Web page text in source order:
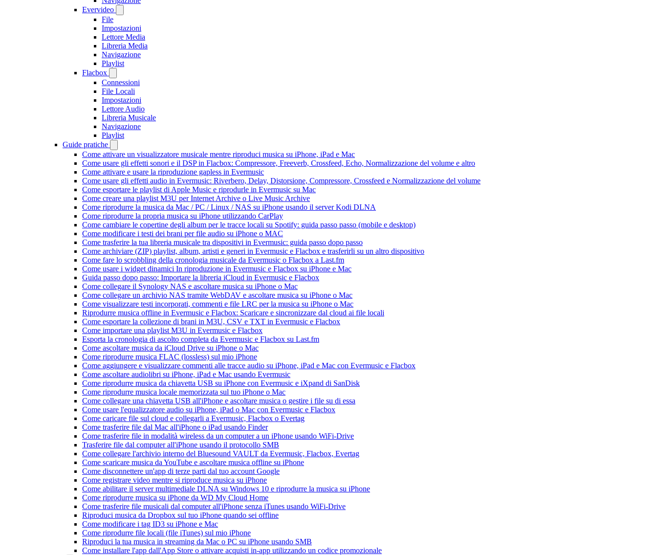
Evervideo
File
Impostazioni
Lettore Media
Libreria Media
Navigazione
Playlist
Flacbox
Connessioni
File Locali
Impostazioni
Lettore Audio
Libreria Musicale
Navigazione
Playlist
Guide pratiche
Come attivare un visualizzatore musicale mentre riproduci musica su iPhone, iPad e Mac
Come usare gli effetti sonori e il DSP in Flacbox: Compressore, Freeverb, Crossfeed, Echo, Normalizzazione del volume e altro
Come attivare e usare la riproduzione gapless in Evermusic
Come usare gli effetti audio in Evermusic: Riverbero, Delay, Distorsione, Compressore, Crossfeed e Normalizzazione del volume
Come esportare le playlist di Apple Music e riprodurle in Evermusic su Mac
Come creare una playlist M3U per Internet Archive o Live Music Archive
Come riprodurre la musica da Mac / PC / Linux / NAS su iPhone usando il server Kodi DLNA
Come riprodurre la propria musica su iPhone utilizzando CarPlay
Come cambiare le copertine degli album per le tracce locali su Spotify: guida passo passo (mobile e desktop)
Come modificare i testi dei brani per file audio su iPhone o MAC
Come trasferire la tua libreria musicale tra dispositivi in Evermusic: guida passo dopo passo
Come archiviare (ZIP) playlist, album, artisti e generi in Evermusic e Flacbox e trasferirli su un altro dispositivo
Come fare lo scrobbling della cronologia musicale da Evermusic o Flacbox a Last.fm
Come usare i widget dinamici In riproduzione in Evermusic e Flacbox su iPhone e Mac
Guida passo dopo passo: Importare la libreria iCloud in Evermusic e Flacbox
Come collegare il Synology NAS e ascoltare musica su iPhone o Mac
Come collegare un archivio NAS tramite WebDAV e ascoltare musica su iPhone o Mac
Come visualizzare testi incorporati, commenti e file LRC per la musica su iPhone o Mac
Riprodurre musica offline in Evermusic e Flacbox: Scaricare e sincronizzare dal cloud ai file locali
Come esportare la collezione di brani in M3U, CSV e TXT in Evermusic e Flacbox
Come importare una playlist M3U in Evermusic e Flacbox
Esporta la cronologia di ascolto completa da Evermusic e Flacbox su Last.fm
Come ascoltare musica da iCloud Drive su iPhone o Mac
Come riprodurre musica FLAC (lossless) sul mio iPhone
Come aggiungere e visualizzare commenti alle tracce audio su iPhone, iPad e Mac con Evermusic e Flacbox
Come ascoltare audiolibri su iPhone, iPad e Mac usando Evermusic
Come riprodurre musica da chiavetta USB su iPhone con Evermusic e iXpand di SanDisk
Come riprodurre musica locale memorizzata sul tuo iPhone o Mac
Come collegare una chiavetta USB all'iPhone e ascoltare musica o gestire i file su di essa
Come usare l'equalizzatore audio su iPhone, iPad o Mac con Evermusic e Flacbox
Come caricare file sul cloud e collegarli a Evermusic, Flacbox o Evertag
Come trasferire file dal Mac all'iPhone o iPad usando Finder
Come trasferire file in modalità wireless da un computer a un iPhone usando WiFi-Drive
Trasferire file dal computer all'iPhone usando il protocollo SMB
Come collegare l'archivio interno del Bluesound VAULT da Evermusic, Flacbox, Evertag
Come scaricare musica da YouTube e ascoltare musica offline su iPhone
Come disconnettere un'app di terze parti dal tuo account Google
Come registrare video mentre si riproduce musica su iPhone
Come abilitare il server multimediale DLNA su Windows 10 e riprodurre la musica su iPhone
Come riprodurre musica su iPhone da WD My Cloud Home
Come trasferire file musicali dal computer all'iPhone senza iTunes usando WiFi-Drive
Riproduci musica da Dropbox sul tuo iPhone quando sei offline
Come modificare i tag ID3 su iPhone e Mac
Come riprodurre file locali (file iTunes) sul mio iPhone
Riproduci la tua musica in streaming da Mac o PC su iPhone usando SMB
Come installare l'app dall'App Store o attivare acquisti in-app utilizzando un codice promozionale